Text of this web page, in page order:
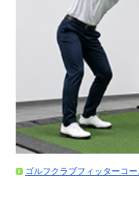
ゴルフクラブフィッターコー